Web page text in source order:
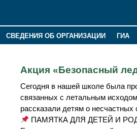
СВЕДЕНИЯ ОБ ОРГАНИЗАЦИИ ГИА
Акция «Безопасный
Сегодня в нашей школе была
связанных с летальным
рассказали детям о
ПАМЯТКА ДЛЯ ДЕТЕЙ И